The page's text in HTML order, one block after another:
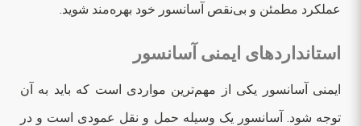
عملکرد مطمئن و بی‌نقص آسانسور خود بهره‌مند شوید.
استانداردهای ایمنی آسانسور
ایمنی آسانسور یکی از مهم‌ترین مواردی است که باید به آن
توجه شود. آسانسور یک وسیله حمل و نقل عمودی است و در